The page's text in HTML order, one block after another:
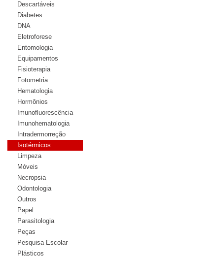
Descartáveis
Diabetes
DNA
Eletroforese
Entomologia
Equipamentos
Fisioterapia
Fotometria
Hematologia
Hormônios
Imunofluorescência
Imunohematologia
Intradermorreção
Isotérmicos
Limpeza
Móveis
Necropsia
Odontologia
Outros
Papel
Parasitologia
Peças
Pesquisa Escolar
Plásticos